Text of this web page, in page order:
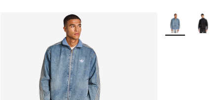
Plus de couleurs